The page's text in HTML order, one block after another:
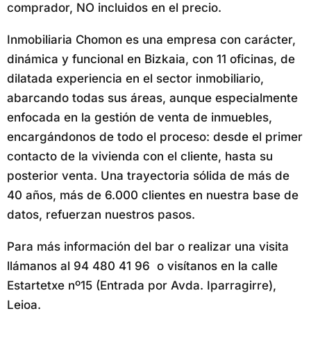
comprador, NO incluidos en el precio.
Inmobiliaria Chomon es una empresa con carácter,
dinámica y funcional en Bizkaia, con 11 oficinas, de
dilatada experiencia en el sector inmobiliario,
abarcando todas sus áreas, aunque especialmente
enfocada en la gestión de venta de inmuebles,
encargándonos de todo el proceso: desde el primer
contacto de la vivienda con el cliente, hasta su
posterior venta. Una trayectoria sólida de más de
40 años, más de 6.000 clientes en nuestra base de
datos, refuerzan nuestros pasos.
Para más información del bar o realizar una visita
llámanos al 94 480 41 96 o visítanos en la calle
Estartetxe nº15 (Entrada por Avda. Iparragirre),
Leioa.